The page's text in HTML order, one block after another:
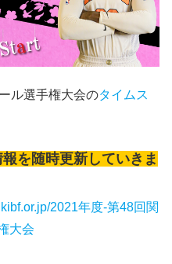
ル選手権大会のタイムス
を随時更新していきま
2021年度-第48回関
大会